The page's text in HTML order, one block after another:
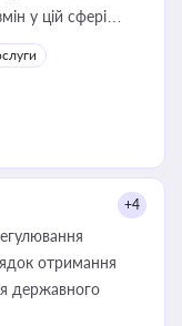
у цій сфері
юриста або
оренди
перевірки
+4
отримання
державного